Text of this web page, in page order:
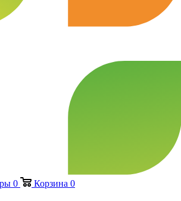
0 Корзина 0